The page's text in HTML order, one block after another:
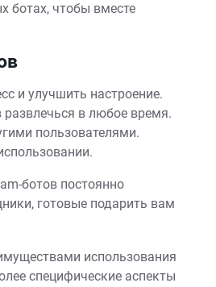
ботах, чтобы вместе
и улучшить настроение.
в любое время.
пользователями.
ботов постоянно
готовые подарить вам
использования
специфические аспекты